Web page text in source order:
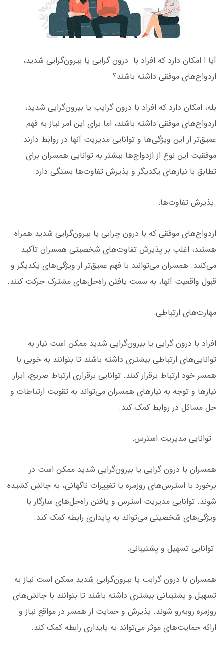
آیا ا امکان دارد که افراد با درون گرایی یا بیرون‌گرایی شدید،
ازدواج‌های موفقی داشته باشند؟
بله، امکان دارد که افراد با درون گرایب یا بیرون‌گرایی شدید،
ازدواج‌های موفقی داشته باشند، اما برای این امر نیاز به فهم
عمیق‌تر از این ویژگی‌ها و توانایی مدیریت آنها در روابط دارند.
موفقیت این نوع از ازدواج‌ها بیشتر به توانایی همسران برای
تطابق با نیازهای یکدیگر و پذیرش تفاوت‌ها بستگی دارد.
.پذیرش تفاوت‌ها:
ازدواج‌های موفقی که با درون چرابی یا بیرون‌گرایی شدید همراه
هستند، اغلب بر پذیرش تفاوت‌های شخصیتی همسران تأکید
می‌کنند. همسران می‌توانند با فهم عمیق‌تر از ویژگی‌های یکدیگر و
قبول واقعیت آنها، به سمت یافتن راه‌حل‌های مشترک حرکت کنند.
مهارت‌های ارتباطی:
افراد با درون گرایی یا بیرون‌گرایی شدید ممکن است نیاز به
توانایی‌های ارتباطی بیشتری داشته باشند تا بتوانند به خوبی با
همسر خود ارتباط برقرار کنند. توانایی برقراری ارتباط صریح، ابراز
نیازها و توجه به نیازهای همسران می‌تواند به تقویت ارتباطات و
حل مسائل در روابط کمک کند.
توانایی مدیریت استرس:
همسران با درون گرایی یا بیرون‌گرایی شدید ممکن است در
برخورد با استرس‌های روزمره یا تغییرات ناگهانی، به چالش کشیده
شوند. توانایی مدیریت استرس و یافتن راه‌حل‌های سازگار با
ویژگی‌های شخصیتی می‌تواند به پایداری رابطه کمک کند.
توانایی تسهیل و پشتیبانی:
همسران با درون گرابب یا بیرون‌گرایی شدید ممکن است نیاز به
تسهیل و پشتیبانی بیشتری داشته باشند تا بتوانند با چالش‌های
روزمره روبه‌رو شوند. پذیرش و حمایت از همسر در مواقع نیاز و
ارائه حمایت‌های موثر می‌تواند به پایداری رابطه کمک کند.